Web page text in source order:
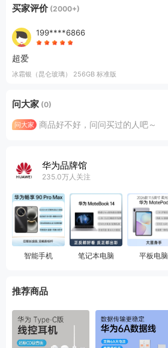
买家评价 (2000+)
199****6866
超爱
冰霜银（昆仑玻璃） 256GB 标准版
问大家 (0)
问大家 商品好不好，问问买过的人吧～
华为品牌馆
235.0万人关注
智能手机 笔记本电脑 平板电脑
显示器 台式机
推荐商品